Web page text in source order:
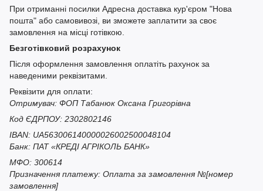
При отриманні посилки Адресна доставка кур'єром "Нова
пошта" або самовивозі, ви зможете заплатити за своє
замовлення на місці готівкою.
Безготівковий розрахунок
Після оформлення замовлення оплатіть рахунок за
наведеними реквізитами.
Реквізити для оплати:
Отримувач: ФОП Табанюк Оксана Григорівна
Код ЄДРПОУ: 2302802146
IBAN: UA563006140000026002500048104
Банк: ПАТ «КРЕДІ АГРІКОЛЬ БАНК»
МФО: 300614
Призначення платежу: Оплата за замовлення №[номер
замовлення]